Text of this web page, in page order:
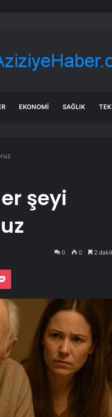
noktaya daha EDS geliyor
EKONOMI SAĞLIK
şeyi
0 0 2
Pocket